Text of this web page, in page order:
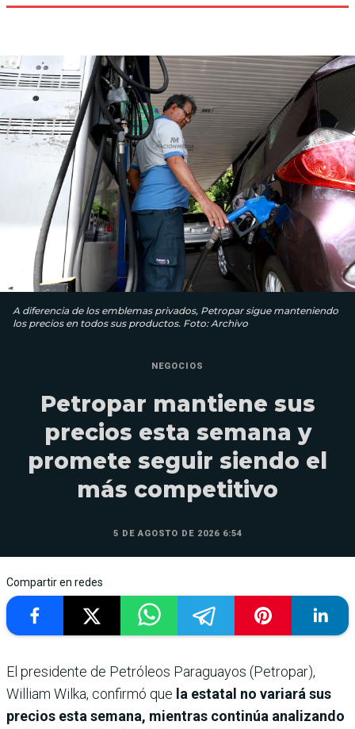
A diferencia de los emblemas privados, Petropar sigue manteniendo
los precios en todos sus productos. Foto: Archivo
NEGOCIOS
Petropar mantiene sus
precios esta semana y
promete seguir siendo el
más competitivo
5 DE AGOSTO DE 2026 6:54
Compartir en redes
El presidente de Petróleos Paraguayos (Petropar),
William Wilka, confirmó que la estatal no variará sus
precios esta semana, mientras continúa analizando